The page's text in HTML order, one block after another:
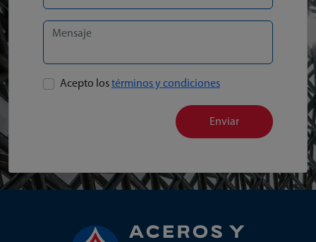
Acepto lostérminos y condiciones
Enviar